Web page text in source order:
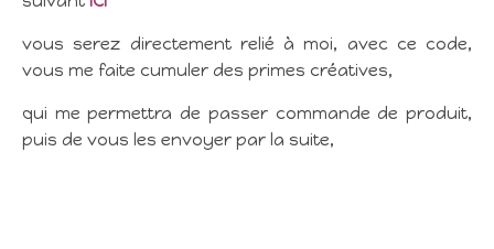
vous serez directement relié à moi, avec ce code,
vous me faite cumuler des primes créatives,
qui me permettra de passer commande de produit,
puis de vous les envoyer par la suite,